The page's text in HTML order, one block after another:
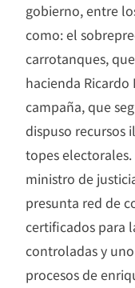
gobierno, entre
como: el
carrotanques,
hacienda
campaña, que
dispuso recursos
topes
ministro de
presunta red de
certificados para
controladas y
procesos de